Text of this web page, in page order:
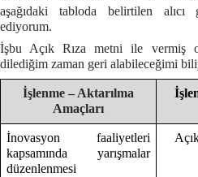
aşağıdaki tabloda belirtilen alıcı
ediyorum.
İşbu Açık Rıza metni ile vermiş
dilediğim zaman geri alabileceğimi
İşlenme – Aktarılma
Amaçları
İnovasyon faaliyetleri
kapsamında yarışmalar
düzenlenmesi